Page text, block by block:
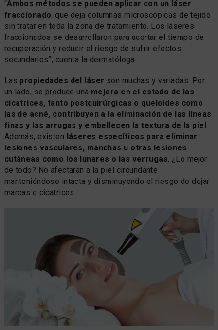
“Ambos métodos se pueden aplicar con un láser
fraccionado, que deja columnas microscópicas de tejido
sin tratar en toda la zona de tratamiento. Los láseres
fraccionados se desarrollaron para acortar el tiempo de
recuperación y reducir el riesgo de sufrir efectos
secundarios”, cuenta la dermatóloga.
Las propiedades del láser son muchas y variadas. Por
un lado, se produce una mejora en el estado de las
cicatrices, tanto postquirúrgicas o queloides como
las de acné, contribuyen a la eliminación de las líneas
finas y las arrugas y embellecen la textura de la piel
Además, existen láseres específicos para eliminar
lesiones vasculares, manchas u otras lesiones
cutáneas como los lunares o las verrugas . ¿Lo mejor
de todo? No afectarán a la piel circundante
manteniéndose intacta y disminuyendo el riesgo de dejar
marcas o cicatrices.